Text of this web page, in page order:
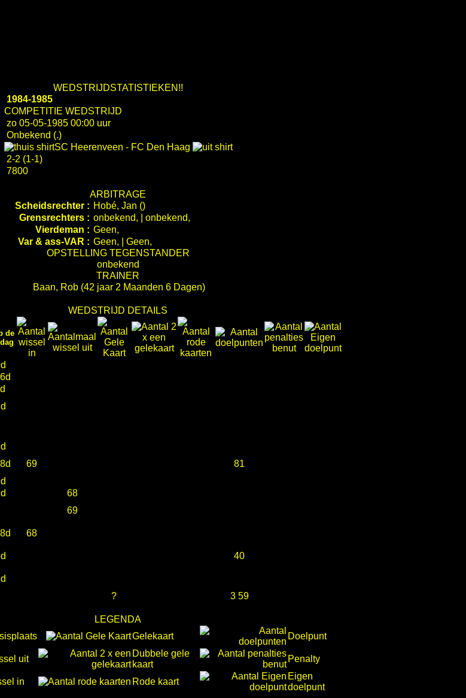
WEDSTRIJDSTATISTIEKEN!!
1984-1985
COMPETITIE WEDSTRIJD
zo 05-05-1985 00:00 uur
Onbekend (.)
SC Heerenveen - FC Den Haag
2-2 (1-1)
7800
ARBITRAGE
Scheidsrechter : Hobé, Jan ()
Grensrechters : onbekend, | onbekend,
Vierdeman : Geen,
Var & ass-VAR : Geen, | Geen,
OPSTELLING TEGENSTANDER
onbekend
TRAINER
Baan, Rob (42 jaar 2 Maanden 6 Dagen)
WEDSTRIJD DETAILS
de
69
81
68
69
68
40
? 3 59
LEGENDA
Gelekaart Doelpunt
uit
Dubbele gele
kaart
Penalty
in Rode kaart
Eigen
doelpunt